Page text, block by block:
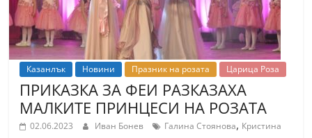
Казанлък Новини Празник на розата Царица Роза
ПРИКАЗКА ЗА ФЕИ РАЗКАЗАХА
МАЛКИТЕ ПРИНЦЕСИ НА РОЗАТА
02.06.2023 Иван Бонев Галина Стоянова, Кристина